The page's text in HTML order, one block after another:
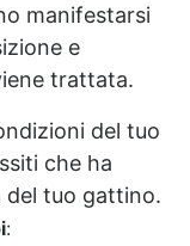
manifestarsi
e
trattata.
del tuo
che ha
del tuo gattino.
: